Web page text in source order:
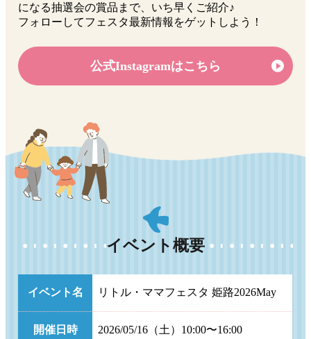
になる抽選会の賞品まで、いち早くご紹介♪
フォローしてフェスタ最新情報をゲットしよう！
公式Instagramはこちら
イベント概要
イベント名 リトル・ママフェスタ 姫路2026May
開催日時 2026/05/16（土）10:00〜16:00